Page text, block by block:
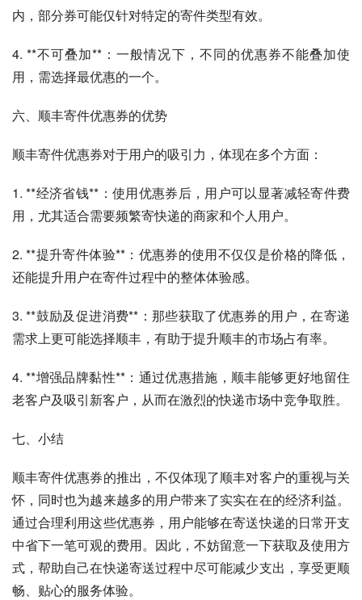
内，部分券可能仅针对特定的寄件类型有效。
4. **不可叠加**：一般情况下，不同的优惠券不能叠加使
用，需选择最优惠的一个。
六、顺丰寄件优惠券的优势
顺丰寄件优惠券对于用户的吸引力，体现在多个方面：
1. **经济省钱**：使用优惠券后，用户可以显著减轻寄件费
用，尤其适合需要频繁寄快递的商家和个人用户。
2. **提升寄件体验**：优惠券的使用不仅仅是价格的降低，
还能提升用户在寄件过程中的整体体验感。
3. **鼓励及促进消费**：那些获取了优惠券的用户，在寄递
需求上更可能选择顺丰，有助于提升顺丰的市场占有率。
4. **增强品牌黏性**：通过优惠措施，顺丰能够更好地留住
老客户及吸引新客户，从而在激烈的快递市场中竞争取胜。
七、小结
顺丰寄件优惠券的推出，不仅体现了顺丰对客户的重视与关
怀，同时也为越来越多的用户带来了实实在在的经济利益。
通过合理利用这些优惠券，用户能够在寄送快递的日常开支
中省下一笔可观的费用。因此，不妨留意一下获取及使用方
式，帮助自己在快递寄送过程中尽可能减少支出，享受更顺
畅、贴心的服务体验。